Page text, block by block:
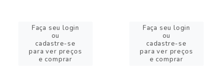
Faça seu login
ou
cadastre-se
para ver preços
e comprar
Faça seu login
ou
cadastre-se
para ver preços
e comprar